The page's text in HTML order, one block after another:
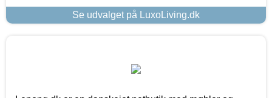
Se udvalget på LuxoLiving.dk